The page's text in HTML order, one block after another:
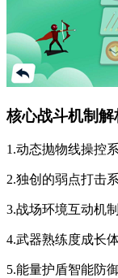
核心战斗机制解
1.动态抛物线操控
2.独创的弱点打击
3.战场环境互动机
4.武器熟练度成长
5.能量护盾智能防